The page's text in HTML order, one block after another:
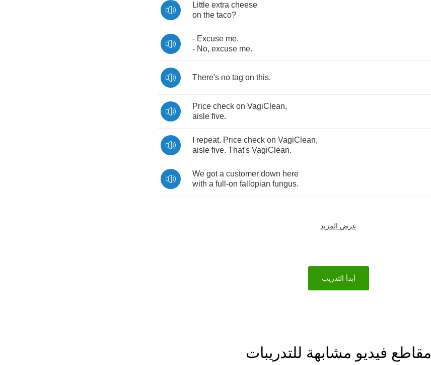
Little extra cheese
on the taco?
- Excuse me.
- No, excuse me.
There's no tag on this.
Price check on VagiClean,
aisle five.
repeat. Price check on VagiClean,
aisle five. That's VagiClean.
We got a customer down here
with a full -on fallopian fungus.
عرض المزيد
أبدأ التدريب
مقاطع فيديو مشابهة للتدريبات